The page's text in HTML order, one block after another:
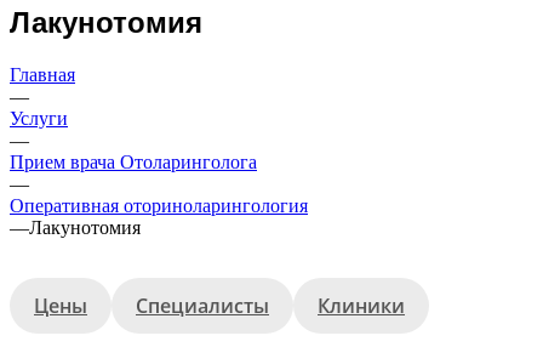
Лакунотомия
Главная
—
Услуги
—
Прием врача Отоларинголога
—
Оперативная оториноларингология
—Лакунотомия
Цены Специалисты Клиники